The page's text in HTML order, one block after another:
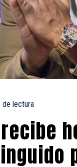
de lectura